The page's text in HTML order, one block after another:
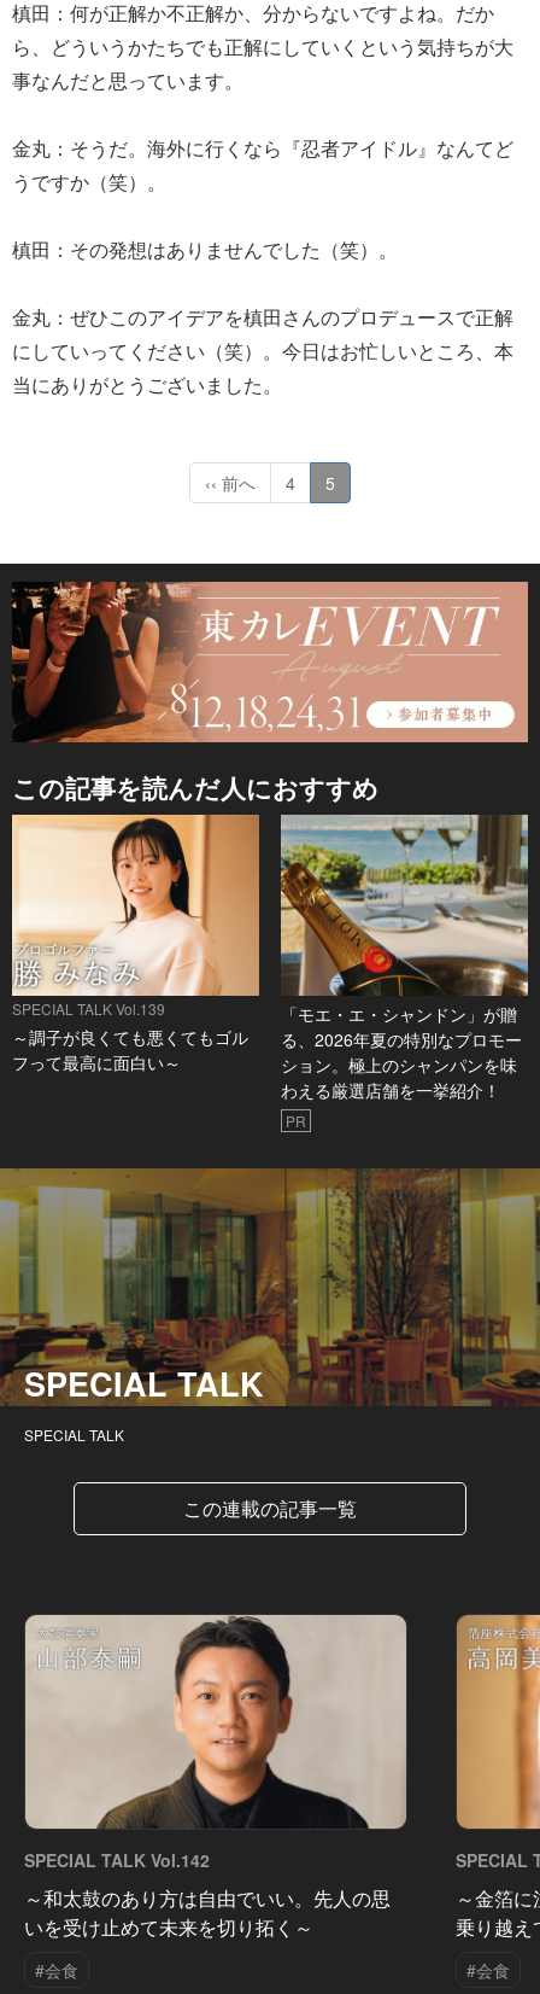
槙田：何が正解か不正解か、分からないですよね。だか
ら、どういうかたちでも正解にしていくという気持ちが大
事なんだと思っています。
金丸：そうだ。海外に行くなら『忍者アイドル』なんてど
うですか（笑）。
槙田：その発想はありませんでした（笑）。
金丸：ぜひこのアイデアを槙田さんのプロデュースで正解
にしていってください（笑）。今日はお忙しいところ、本
当にありがとうございました。
‹‹ 前へ 4 5
この記事を読んだ人におすすめ
SPECIAL TALK Vol.139
～調子が良くても悪くてもゴル
フって最高に面白い～
「モエ・エ・シャンドン」が贈
る、2026年夏の特別なプロモー
ション。極上のシャンパンを味
わえる厳選店舗を一挙紹介！
PR
SPECIAL TALK
SPECIAL TALK
この連載の記事一覧
SPECIAL TALK Vol.142
～和太鼓のあり方は自由でいい。先人の思
いを受け止めて未来を切り拓く～
#会食
SPECIAL
～金箔
乗り越え
#会食